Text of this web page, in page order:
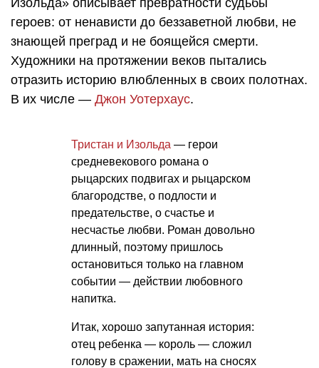
героев: от ненависти до беззаветной любви, не
знающей преград и не боящейся смерти.
Художники на протяжении веков пытались
отразить историю влюбленных в своих полотнах.
В их числе — Джон Уотерхаус.
Тристан и Изольда — герои
средневекового романа о
рыцарских подвигах и рыцарском
благородстве, о подлости и
предательстве, о счастье и
несчастье любви. Роман довольно
длинный, поэтому пришлось
остановиться только на главном
событии — действии любовного
напитка.
Итак, хорошо запутанная история:
отец ребенка — король — сложил
голову в сражении, мать на сносях